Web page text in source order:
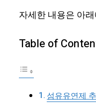
자세한 내용은 아
Table of
섬유유연제